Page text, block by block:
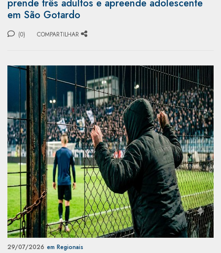
prende três adultos e apreende adolescente
em São Gotardo
(0) COMPARTILHAR
29/07/2026 em Regionais